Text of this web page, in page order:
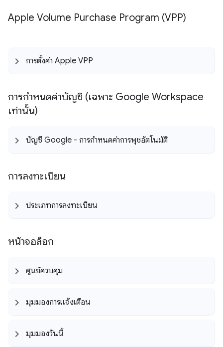
Apple Volume Purchase Program (VPP)
การตั้งค่า Apple VPP
การกำหนดค่าบัญชี (เฉพาะ Google Workspace
เท่านั้น)
บัญชี Google - การกำหนดค่าการพุชอัตโนมัติ
การลงทะเบียน
ประเภทการลงทะเบียน
หน้าจอล็อก
ศูนย์ควบคุม
มุมมองการแจ้งเตือน
มุมมองวันนี้